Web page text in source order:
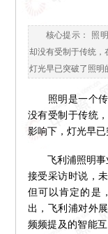
核心提示： 照
却没有受制于传统，
灯光早已突破了照明
照明是一个传
没有受制于传统
影响下，灯光早已
飞利浦照明事
接受采访时说，
但可以肯定的是
出，飞利浦对外
频频提及的智能